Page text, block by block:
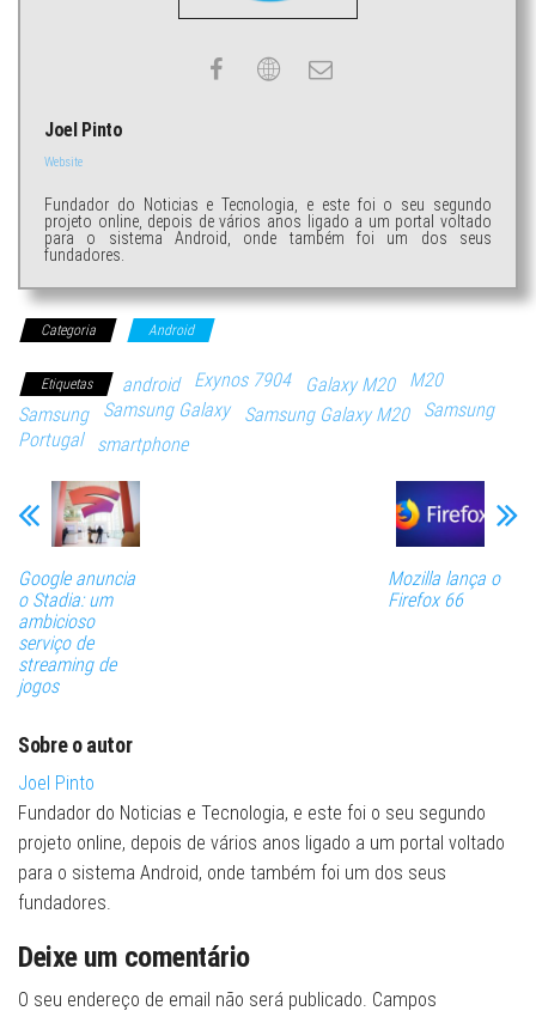
Joel Pinto
Website
Fundador do Noticias e Tecnologia, e este foi o seu segundo
projeto online, depois de vários anos ligado a um portal voltado
para o sistema Android, onde também foi um dos seus
fundadores.
Categoria Android
Etiquetas android Exynos 7904 Galaxy M20
M20
Samsung
Samsung Galaxy Samsung Galaxy M20
Samsung
Portugal
smartphone
Google anuncia
o Stadia: um
ambicioso
serviço de
streaming de
jogos
Mozilla lança o
Firefox 66
Sobre o autor
Joel Pinto
Fundador do Noticias e Tecnologia, e este foi o seu segundo
projeto online, depois de vários anos ligado a um portal voltado
para o sistema Android, onde também foi um dos seus
fundadores.
Deixe um comentário
O seu endereço de email não será publicado. Campos